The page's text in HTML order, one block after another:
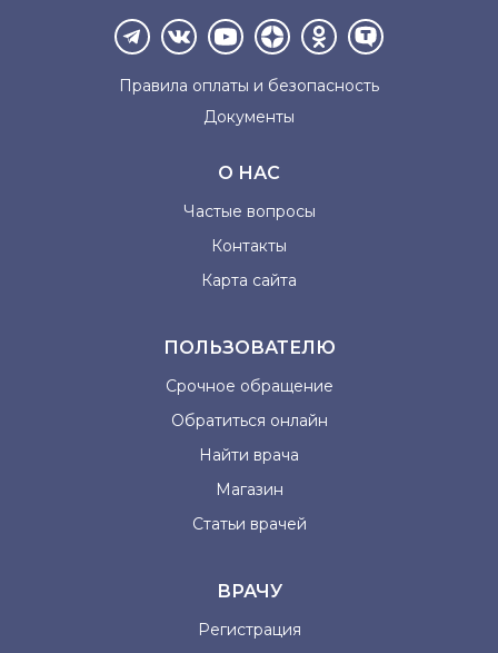
Правила оплаты и безопасность
Документы
О НАС
Частые вопросы
Контакты
Карта сайта
ПОЛЬЗОВАТЕЛЮ
Срочное обращение
Обратиться онлайн
Найти врача
Магазин
Статьи врачей
ВРАЧУ
Регистрация